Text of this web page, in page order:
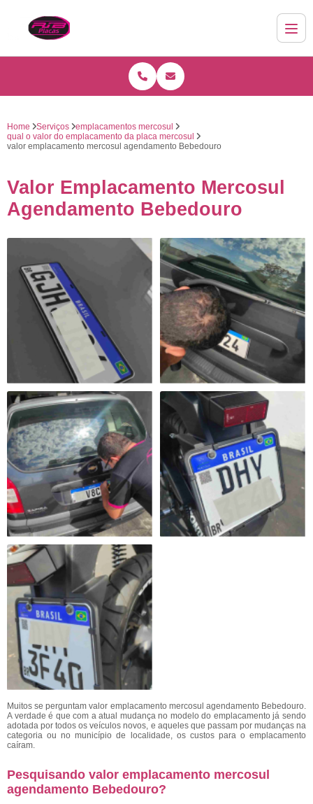
Home Serviços
emplacamentos mercosul
qual o valor do emplacamento da placa mercosul
valor emplacamento mercosul agendamento Bebedouro
Valor Emplacamento Mercosul
Agendamento Bebedouro
Muitos se perguntam valor emplacamento mercosul agendamento Bebedouro.
A verdade é que com a atual mudança no modelo do emplacamento já sendo
adotada por todos os veículos novos, e aqueles que passam por mudanças na
categoria ou no município de localidade, os custos para o emplacamento
caíram.
Pesquisando valor emplacamento mercosul
agendamento Bebedouro?